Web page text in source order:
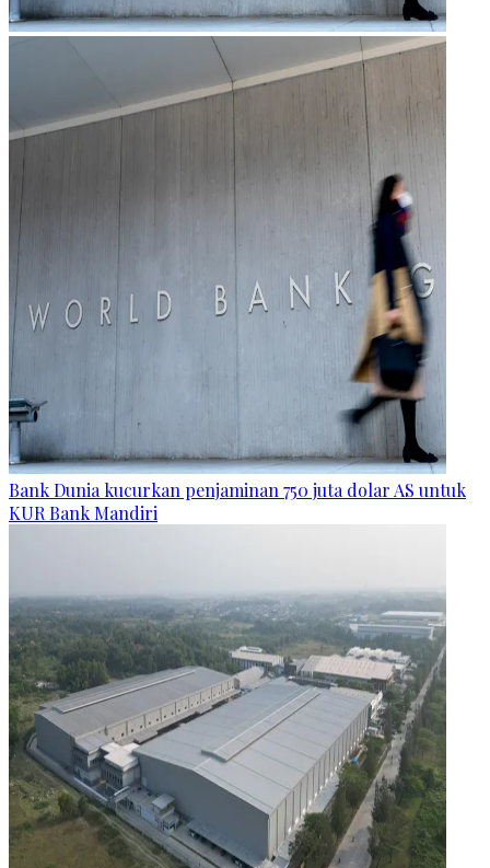
Bank Dunia kucurkan penjaminan 750 juta dolar AS untuk
KUR Bank Mandiri